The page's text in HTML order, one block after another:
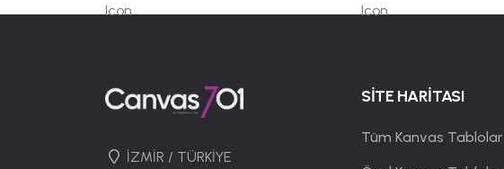
İZMİR / TÜRKİYE
SİTE HARİTASI
Tüm Kanvas Tablolar